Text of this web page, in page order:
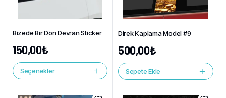
Bizede Bir Dön Devran Sticker
150,00₺
Seçenekler
Direk Kaplama Model #9
500,00₺
Sepete Ekle